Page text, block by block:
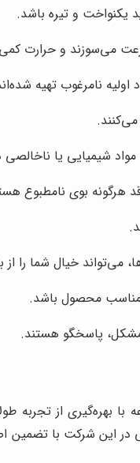
یکنواخت و تیره باشد.
می‌سوزند و حرارت کمی
نامرغوب تهیه
شیمیایی یا
هرگونه بوی نامطبوع
می‌تواند خیال شما را
مناسب محصول باشد.
مشکل، پاسخگو هستند.
بهره‌گیری از تجربه
در این شرکت با